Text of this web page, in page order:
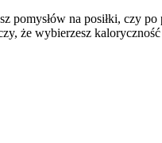
na posiłki, czy
że wybierzesz